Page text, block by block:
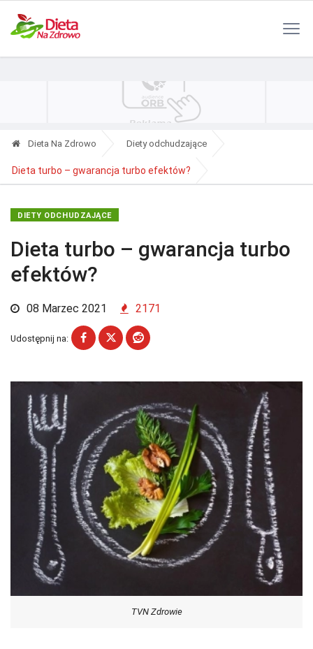
Dieta Na Zdrowo Diety odchudzające
Dieta turbo – gwarancja turbo efektów?
DIETY ODCHUDZAJĄCE
Dieta turbo – gwarancja turbo
efektów?
08 Marzec 2021 2171
Udostępnij na:
TVN Zdrowie